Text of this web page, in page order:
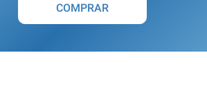
COMPRAR